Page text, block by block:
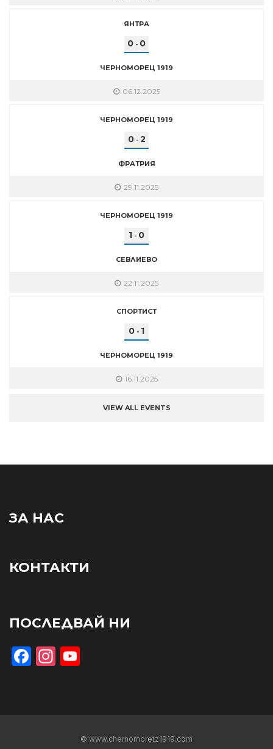
ЯНТРА
0 - 0
ЧЕРНОМОРЕЦ 1919
06.12.2025
ЧЕРНОМОРЕЦ 1919
0- 2
ФРАТРИЯ
29.11.2025
ЧЕРНОМОРЕЦ 1919
1 - 0
СЕВЛИЕВО
22.11.2025
СПОРТИСТ
0 - 1
ЧЕРНОМОРЕЦ 1919
16.11.2025
VIEW ALL EVENTS
ЗА НАС
КОНТАКТИ
ПОСЛЕДВАЙ НИ
Facebook
Instagram
© www.chernomoretz1919.com